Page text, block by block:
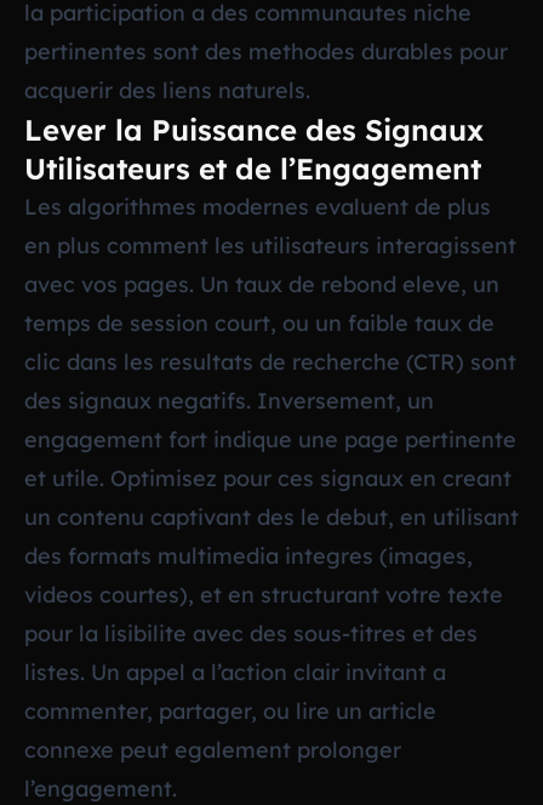
la participation a des communautes niche
pertinentes sont des methodes durables pour
acquerir des liens naturels.
Lever la Puissance des Signaux
Utilisateurs et de l’Engagement
Les algorithmes modernes evaluent de plus
en plus comment les utilisateurs interagissent
avec vos pages. Un taux de rebond eleve, un
temps de session court, ou un faible taux de
clic dans les resultats de recherche (CTR) sont
des signaux negatifs. Inversement, un
engagement fort indique une page pertinente
et utile. Optimisez pour ces signaux en creant
un contenu captivant des le debut, en utilisant
des formats multimedia integres (images,
videos courtes), et en structurant votre texte
pour la lisibilite avec des sous-titres et des
listes. Un appel a l’action clair invitant a
commenter, partager, ou lire un article
connexe peut egalement prolonger
l’engagement.